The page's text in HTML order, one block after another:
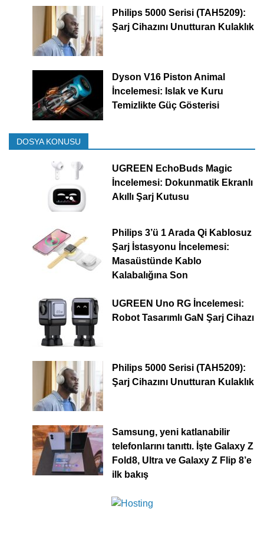
Philips 5000 Serisi (TAH5209):
Şarj Cihazını Unutturan Kulaklık
Dyson V16 Piston Animal
İncelemesi: Islak ve Kuru
Temizlikte Güç Gösterisi
DOSYA KONUSU
UGREEN EchoBuds Magic
İncelemesi: Dokunmatik Ekranlı
Akıllı Şarj Kutusu
Philips 3’ü 1 Arada Qi Kablosuz
Şarj İstasyonu İncelemesi:
Masaüstünde Kablo
Kalabalığına Son
UGREEN Uno RG İncelemesi:
Robot Tasarımlı GaN Şarj Cihazı
Philips 5000 Serisi (TAH5209):
Şarj Cihazını Unutturan Kulaklık
Samsung, yeni katlanabilir
telefonlarını tanıttı. İşte Galaxy Z
Fold8, Ultra ve Galaxy Z Flip 8’e
ilk bakış